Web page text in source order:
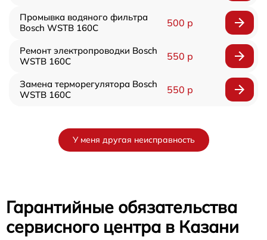
Промывка водяного фильтра
Bosch WSTB 160C
500 р
Ремонт электропроводки Bosch
WSTB 160C
550 р
Замена терморегулятора Bosch
WSTB 160C
550 р
У меня другая неисправность
Гарантийные обязательства
сервисного центра в Казани